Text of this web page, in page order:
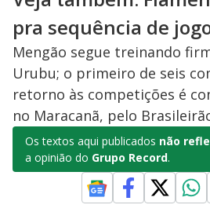
pra sequência de
Mengão segue treinando
Urubu; o primeiro de seis
retorno às competições é
no Maracanã, pelo
Os textos aqui publicados não
a opinião do Grupo Record.